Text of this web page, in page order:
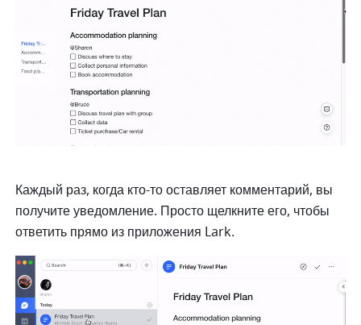
Каждый раз, когда кто-то оставляет комментарий, вы
получите уведомление. Просто щелкните его, чтобы
ответить прямо из приложения Lark.